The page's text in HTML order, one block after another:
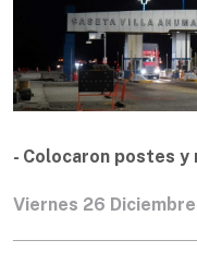
- Colocaron postes y
Viernes 26